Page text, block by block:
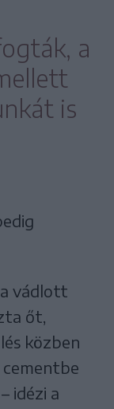
a
is
vádlott
őt,
közben
idézi a